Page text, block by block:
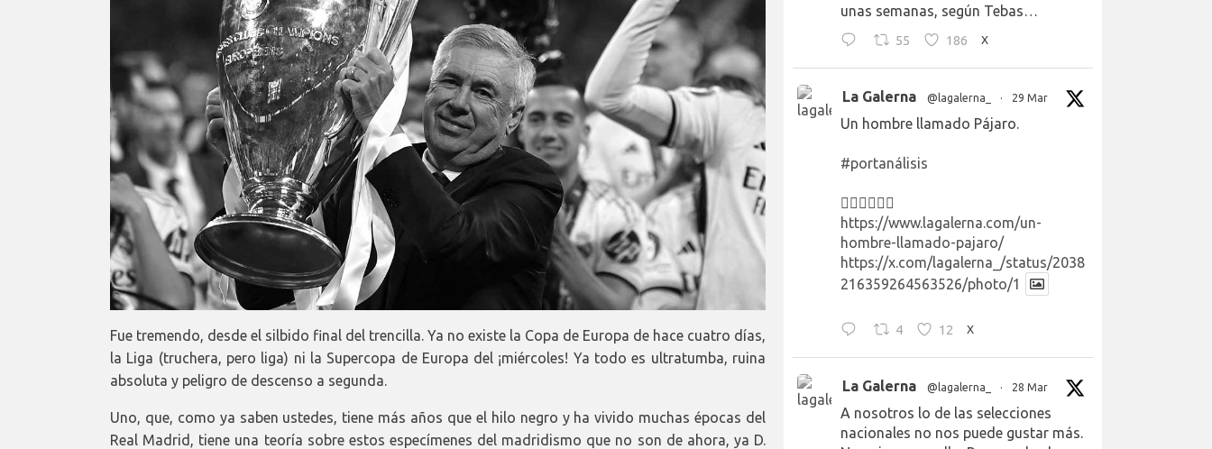
Fue tremendo, desde el silbido final del trencilla. Ya no existe la Copa de Europa de hace cuatro días,
la Liga (truchera, pero liga) ni la Supercopa de Europa del ¡miércoles! Ya todo es ultratumba, ruina
absoluta y peligro de descenso a segunda.
Uno, que, como ya saben ustedes, tiene más años que el hilo negro y ha vivido muchas épocas del
Real Madrid, tiene una teoría sobre estos especímenes del madridismo que no son de ahora, ya D.
unas semanas, según Tebas…
55 186 X
La Galerna @lagalerna_ · 29 Mar
Un hombre llamado Pájaro.
#portanálisis
👉🏻👉🏻👉🏻
https://www.lagalerna.com/un-
hombre-llamado-pajaro/
https://x.com/lagalerna_/status/2038
216359264563526/photo/1
4 12 X
La Galerna @lagalerna_ · 28 Mar
A nosotros lo de las selecciones
nacionales no nos puede gustar más.